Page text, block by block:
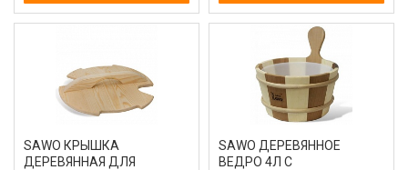
SAWO КРЫШКА
ДЕРЕВЯННАЯ ДЛЯ
SAWO ДЕРЕВЯННОЕ
ВЕДРО 4Л С